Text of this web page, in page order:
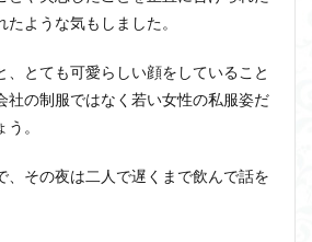
ような気もしました。
、とても可愛らしい顔をしていること
社の制服ではなく若い女性の私服姿だ
。
、その夜は二人で遅くまで飲んで話を